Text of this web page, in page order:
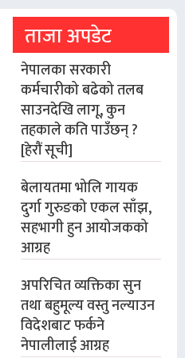
ताजा अपडेट
नेपालका सरकारी
कर्मचारीको बढेको तलब
साउनदेखि लागू, कुन
तहकाले कति पाउँछन् ?
[हेरौं सूची]
बेलायतमा भोलि गायक
दुर्गा गुरुङको एकल साँझ,
सहभागी हुन आयोजकको
आग्रह
अपरिचित व्यक्तिका सुन
तथा बहुमूल्य वस्तु नल्याउन
विदेशबाट फर्कने
नेपालीलाई आग्रह